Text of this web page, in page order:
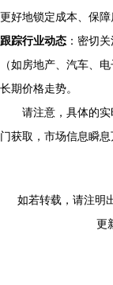
更好地锁定成本、保障
跟踪行业动态 ：密切
（如房地产、汽车、
长期价格走势。
请注意，具体的
门获取，市场信息瞬息
如若转载，请注明
更